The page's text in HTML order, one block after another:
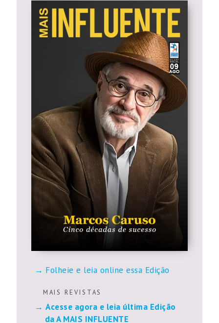
Folheie e leia online essa Edição
M A I S R E V I S T A S
Acesse agora e leia última Edição
da A MAIS INFLUENTE